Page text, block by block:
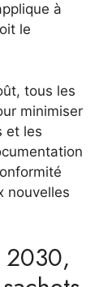
à
le
tous les
minimiser
et les
nouvelles
2030,